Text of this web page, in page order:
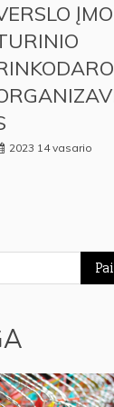
2023 14 vasario